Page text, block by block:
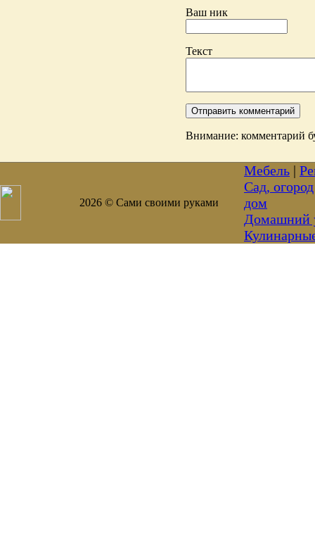
Ваш ник
Текст
Внимание: комментарий
2026 © Сами своими руками
Мебель |
Сад, огород
дом
Домашний